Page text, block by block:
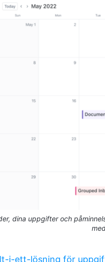
dina uppgifter och
i-ett-lösning för